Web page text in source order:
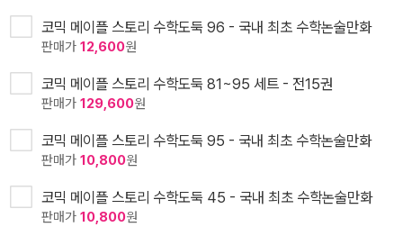
코믹 메이플 스토리 수학도둑 96 - 국내 최초 수학논술만화
판매가 12,600원
코믹 메이플 스토리 수학도둑 81~95 세트 - 전15권
판매가 129,600원
코믹 메이플 스토리 수학도둑 95 - 국내 최초 수학논술만화
판매가 10,800원
코믹 메이플 스토리 수학도둑 45 - 국내 최초 수학논술만화
판매가 10,800원